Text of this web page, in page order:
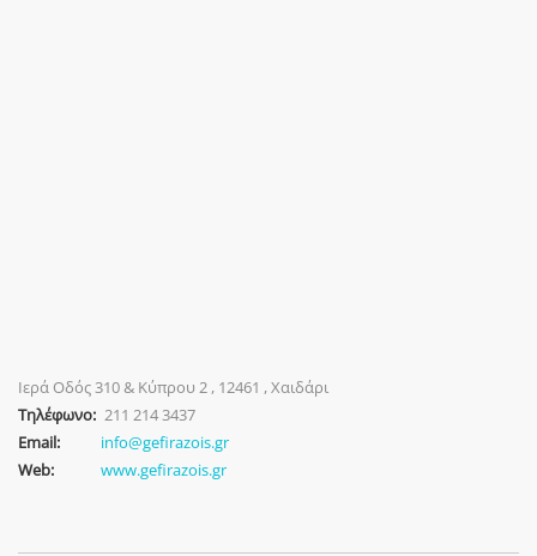
Ιερά Οδός 310 & Κύπρου 2 , 12461 , Χαιδάρι
Τηλέφωνο:211 214 3437
Email:
info@gefirazois.gr
Web:
www.gefirazois.gr